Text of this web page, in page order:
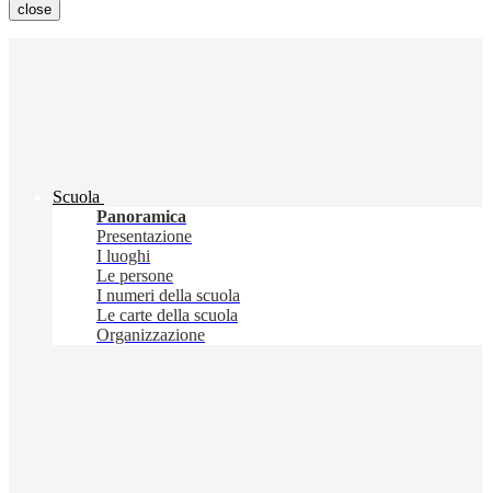
close
Scuola
Panoramica
Presentazione
I luoghi
Le persone
I numeri della scuola
Le carte della scuola
Organizzazione